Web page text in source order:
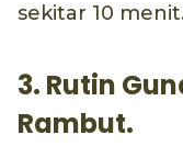
sekitar 10
3. Rutin
Rambut.